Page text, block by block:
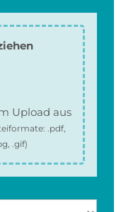
Upload aus
.pdf,
.gif)